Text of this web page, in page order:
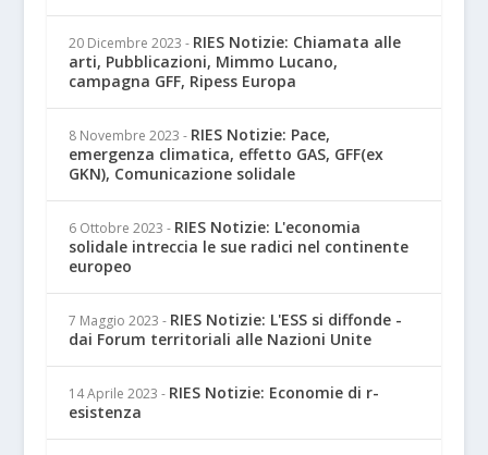
20 Dicembre 2023 - RIES Notizie: Chiamata alle
arti, Pubblicazioni, Mimmo Lucano,
campagna GFF, Ripess Europa
8 Novembre 2023 - RIES Notizie: Pace,
emergenza climatica, effetto GAS, GFF(ex
GKN), Comunicazione solidale
6 Ottobre 2023 - RIES Notizie: L'economia
solidale intreccia le sue radici nel continente
europeo
7 Maggio 2023 - RIES Notizie: L'ESS si diffonde -
dai Forum territoriali alle Nazioni Unite
14 Aprile 2023 - RIES Notizie: Economie di r-
esistenza